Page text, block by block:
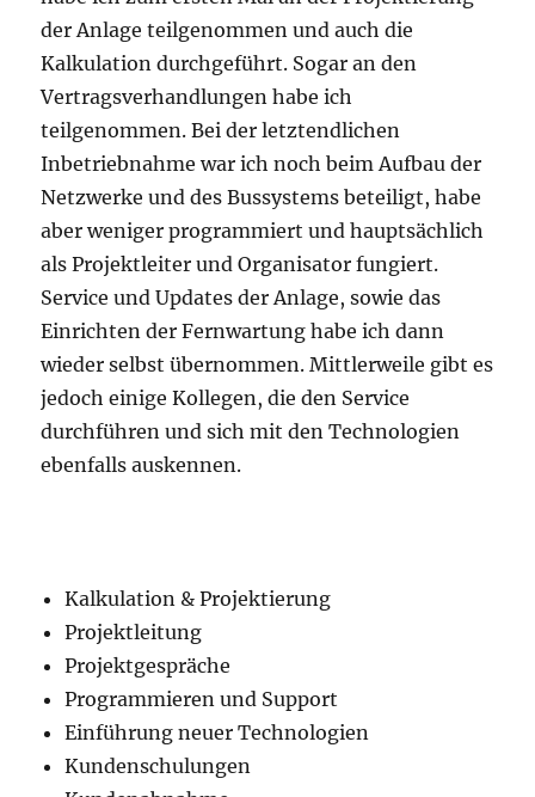
der Anlage teilgenommen und auch die
Kalkulation durchgeführt. Sogar an den
Vertragsverhandlungen habe ich
teilgenommen. Bei der letztendlichen
Inbetriebnahme war ich noch beim Aufbau der
Netzwerke und des Bussystems beteiligt, habe
aber weniger programmiert und hauptsächlich
als Projektleiter und Organisator fungiert.
Service und Updates der Anlage, sowie das
Einrichten der Fernwartung habe ich dann
wieder selbst übernommen. Mittlerweile gibt es
jedoch einige Kollegen, die den Service
durchführen und sich mit den Technologien
ebenfalls auskennen.
Kalkulation & Projektierung
Projektleitung
Projektgespräche
Programmieren und Support
Einführung neuer Technologien
Kundenschulungen